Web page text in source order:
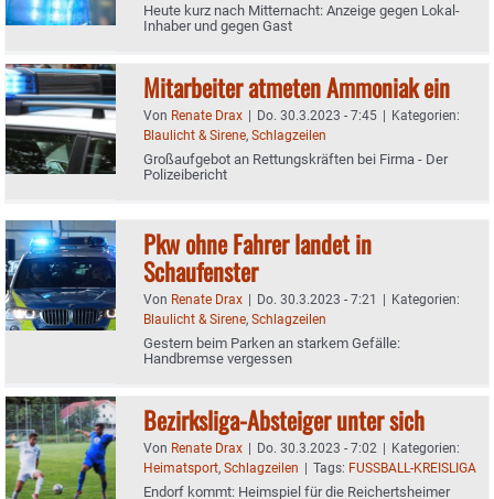
Heute kurz nach Mitternacht: Anzeige gegen Lokal-
Inhaber und gegen Gast
Mitarbeiter atmeten Ammoniak ein
Von Renate Drax | Do. 30.3.2023 - 7:45 | Kategorien:
Blaulicht & Sirene, Schlagzeilen
Großaufgebot an Rettungskräften bei Firma - Der
Polizeibericht
Pkw ohne Fahrer landet in
Schaufenster
Von Renate Drax | Do. 30.3.2023 - 7:21 | Kategorien:
Blaulicht & Sirene, Schlagzeilen
Gestern beim Parken an starkem Gefälle:
Handbremse vergessen
Bezirksliga-Absteiger unter sich
Von Renate Drax | Do. 30.3.2023 - 7:02 | Kategorien:
Heimatsport, Schlagzeilen | Tags: FUSSBALL-KREISLIGA
Endorf kommt: Heimspiel für die Reichertsheimer